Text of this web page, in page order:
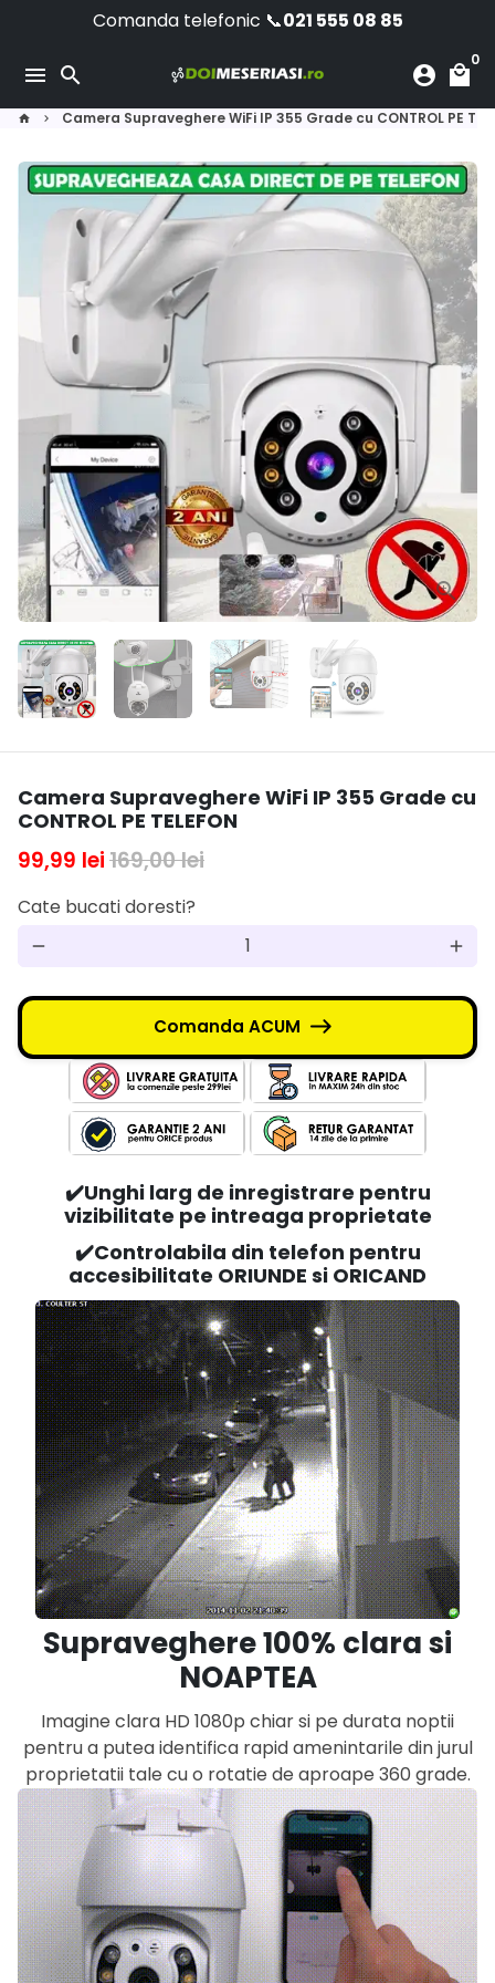
content
Comanda telefonic 📞021 555 08 85
menu search account_circle local_mall
0
home keyboard_arrow_right Camera Supraveghere WiFi IP 355 Grade cu CONTROL PE
Camera Supraveghere WiFi IP 355 Grade cu
CONTROL PE TELEFON
99,99 lei169,00 lei
Cate bucati doresti?
remove add
Comanda ACUM
✔️Unghi larg de inregistrare pentru
vizibilitate pe intreaga proprietate
✔️Controlabila din telefon pentru
accesibilitate ORIUNDE si ORICAND
Supraveghere 100% clara si
NOAPTEA
Imagine clara HD 1080p chiar si pe durata noptii
pentru a putea identifica rapid amenintarile din jurul
proprietatii tale cu o rotatie de aproape 360 grade.